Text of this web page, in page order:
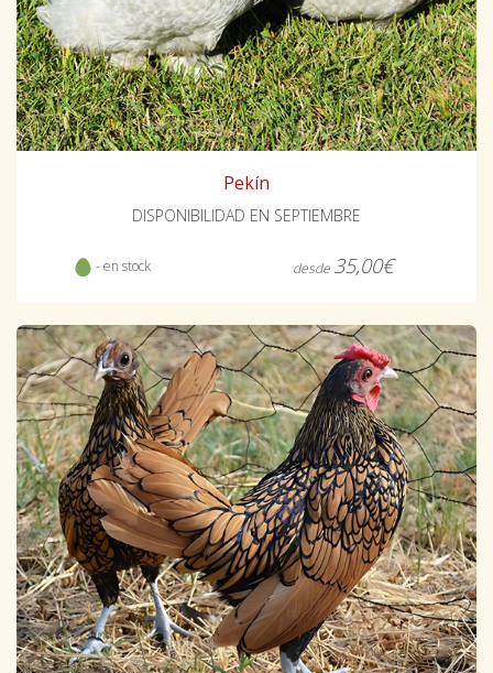
Pekín
DISPONIBILIDAD EN SEPTIEMBRE
- en stock desde 35,00€